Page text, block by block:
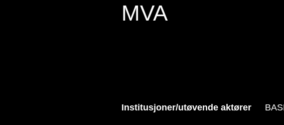
MVA
Institusjoner/utøvende aktører